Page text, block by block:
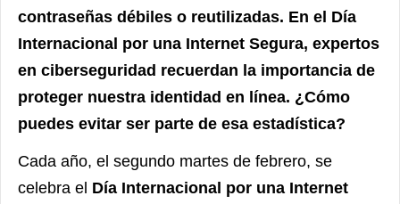
contraseñas débiles o reutilizadas. En el Día
Internacional por una Internet Segura, expertos
en ciberseguridad recuerdan la importancia de
proteger nuestra identidad en línea. ¿Cómo
puedes evitar ser parte de esa estadística?
Cada año, el segundo martes de febrero, se
celebra el Día Internacional por una Internet